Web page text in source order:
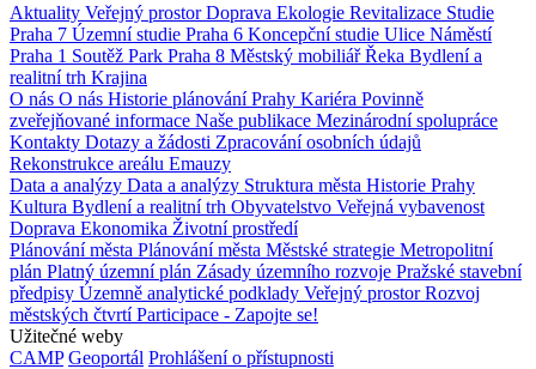
Aktuality Veřejný prostorDoprava Ekologie Revitalizace Studie
Praha 7 Územní studie Praha 6 Koncepční studie Ulice Náměstí
Praha 1 Soutěž Park Praha 8 Městský mobiliářŘeka Bydlení a
realitní trh Krajina
O nás O nás Historie plánování Prahy Kariéra Povinně
zveřejňované informace Naše publikace Mezinárodní spolupráce
Kontakty Dotazy a žádosti Zpracování osobních údajů
Rekonstrukce areálu Emauzy
Data a analýzy Data a analýzy Struktura města Historie Prahy
Kultura Bydlení a realitní trh Obyvatelstvo Veřejná vybavenost
Doprava Ekonomika Životní prostředí
Plánování města Plánování města Městské strategie Metropolitní
plán Platný územní plán Zásady územního rozvoje Pražské stavební
předpisy Územně analytické podklady Veřejný prostorRozvoj
městských čtvrtíParticipace - Zapojte se!
Užitečné weby
CAMP Geoportál Prohlášení o přístupnosti